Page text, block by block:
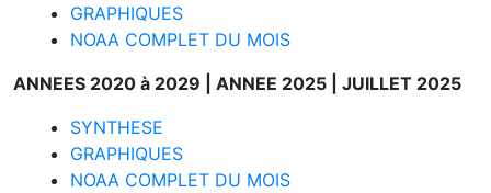
GRAPHIQUES
NOAA COMPLET DU MOIS
ANNEES 2020 à 2029 | ANNEE 2025 | JUILLET 2025
SYNTHESE
GRAPHIQUES
NOAA COMPLET DU MOIS